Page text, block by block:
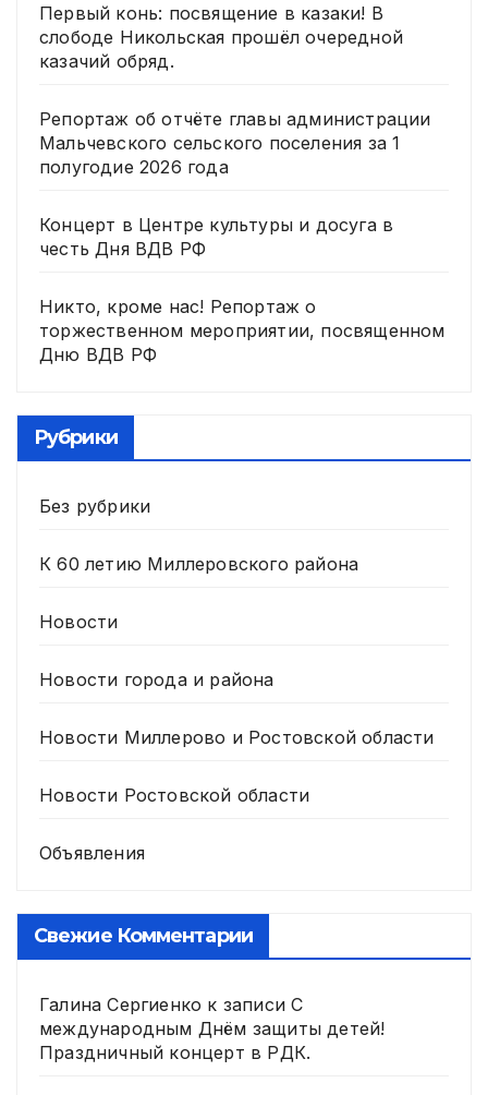
Первый конь: посвящение в казаки! В
слободе Никольская прошёл очередной
казачий обряд.
Репортаж об отчёте главы администрации
Мальчевского сельского поселения за 1
полугодие 2026 года
Концерт в Центре культуры и досуга в
честь Дня ВДВ РФ
Никто, кроме нас! Репортаж о
торжественном мероприятии, посвященном
Дню ВДВ РФ
Рубрики
Без рубрики
К 60 летию Миллеровского района
Новости
Новости города и района
Новости Миллерово и Ростовской области
Новости Ростовской области
Объявления
Свежие Комментарии
Галина Сергиенко к записиС
международным Днём защиты детей!
Праздничный концерт в РДК.